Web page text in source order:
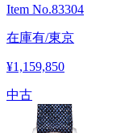
Item No.83304
在庫有/東京
¥1,159,850
中古